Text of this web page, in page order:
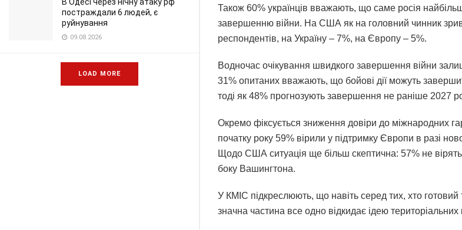
постраждали 6 людей, є
руйнування
09.08.2026
LOAD MORE
Також 60% українців вважають, що саме росія
завершенню війни. На США як на головний чинник
респондентів, на Україну – 7%, на Європу – 5%.
Водночас очікування швидкого завершення війни
31% опитаних вважають, що бойові дії можуть
тоді як 48% прогнозують завершення не раніше 2027
Окремо фіксується зниження довіри до міжнародних
початку року 59% вірили у підтримку Європи в разі
Щодо США ситуація ще більш скептична: 57% не
боку Вашингтона.
У КМІС підкреслюють, що навіть серед тих, хто готовий
значна частина все одно відкидає ідею територіальних